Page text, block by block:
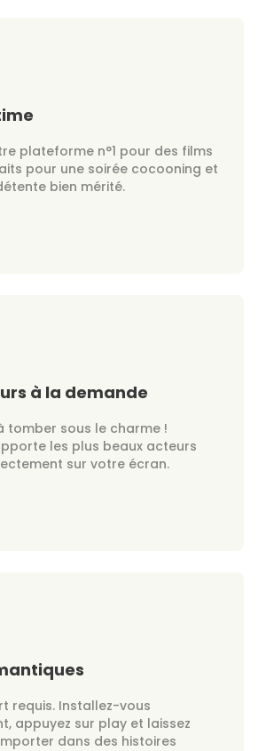
plateforme n°1 pour des films
pour une soirée cocooning et
bien mérité.
à la demande
tomber sous le charme !
les plus beaux acteurs
sur votre écran.
requis. Installez-vous
appuyez sur play et laissez
dans des histoires